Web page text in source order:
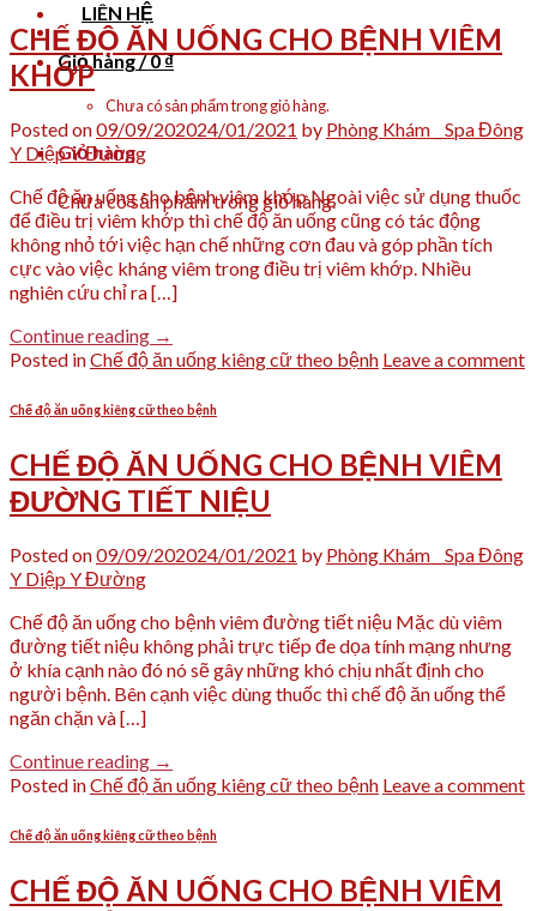
LIÊN HỆ
Giỏ hàng /0₫
Chưa có sản phẩm trong giỏ hàng.
Giỏ hàng
Chưa có sản phẩm trong giỏ hàng.
CHẾ ĐỘ ĂN UỐNG CHO BỆNH VIÊM
KHỚP
Posted on09/09/202024/01/2021 by Phòng Khám _ Spa Đông
Y Diệp Y Đường
Chế độ ăn uống cho bệnh viêm khớp Ngoài việc sử dụng thuốc
để điều trị viêm khớp thì chế độ ăn uống cũng có tác động
không nhỏ tới việc hạn chế những cơn đau và góp phần tích
cực vào việc kháng viêm trong điều trị viêm khớp. Nhiều
nghiên cứu chỉ ra […]
Continue reading →
Posted inChế độ ăn uống kiêng cữ theo bệnh Leave a comment
Chế độ ăn uống kiêng cữ theo bệnh
CHẾ ĐỘ ĂN UỐNG CHO BỆNH VIÊM
ĐƯỜNG TIẾT NIỆU
Posted on09/09/202024/01/2021 by Phòng Khám _ Spa Đông
Y Diệp Y Đường
Chế độ ăn uống cho bệnh viêm đường tiết niệu Mặc dù viêm
đường tiết niệu không phải trực tiếp đe dọa tính mạng nhưng
ở khía cạnh nào đó nó sẽ gây những khó chịu nhất định cho
người bệnh. Bên cạnh việc dùng thuốc thì chế độ ăn uống thể
ngăn chặn và […]
Continue reading →
Posted inChế độ ăn uống kiêng cữ theo bệnh Leave a comment
Chế độ ăn uống kiêng cữ theo bệnh
CHẾ ĐỘ ĂN UỐNG CHO BỆNH VIÊM